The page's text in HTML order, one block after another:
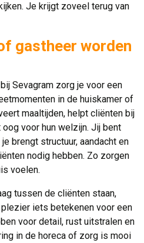
Je krijgt zoveel terug van
gastheer worden
Sevagram zorg je voor een
in de huiskamer of
maaltijden, helpt cliënten bij
voor hun welzijn. Jij bent
brengt structuur, aandacht en
nodig hebben. Zo zorgen
voelen.
tussen de cliënten staan,
iets betekenen voor een
voor detail, rust uitstralen en
in de horeca of zorg is mooi